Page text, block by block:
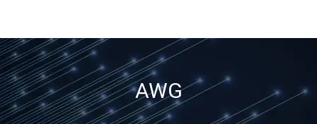
AWG